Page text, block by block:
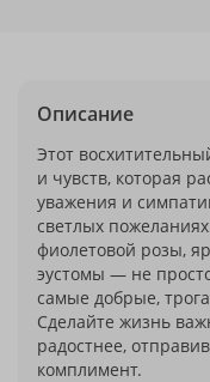
Описание
Этот
и чувств, которая
уважения и
светлых
фиолетовой розы,
эустомы — не
самые добрые,
Сделайте жизнь
радостнее,
комплимент.